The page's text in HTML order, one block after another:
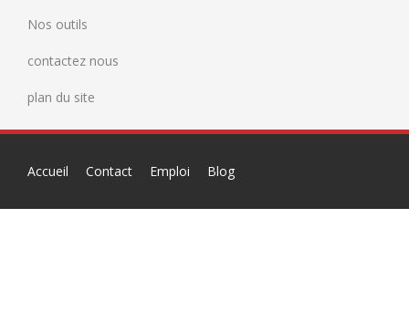
Nos outils
contactez nous
plan du site
Accueil Contact Emploi Blog